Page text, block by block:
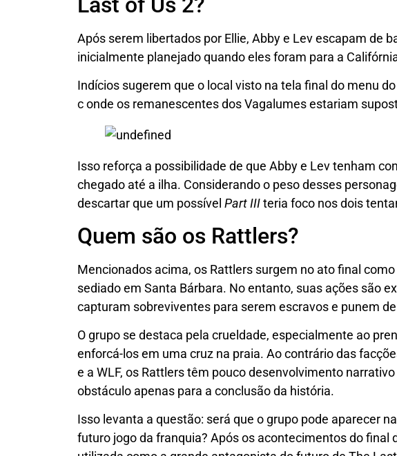
Após serem libertados por Ellie, Abby e Lev escapam de
inicialmente planejado quando eles foram para a
Indícios sugerem que o local visto na tela final do menu
c onde os remanescentes dos Vagalumes estariam
Isso reforça a possibilidade de que Abby e Lev tenham
chegado até a ilha. Considerando o peso desses
descartar que um possível Part IIIteria foco nos dois
Quem são os Rattlers?
Mencionados acima, os Rattlers surgem no ato final
sediado em Santa Bárbara. No entanto, suas ações são
capturam sobreviventes para serem escravos e punem
O grupo se destaca pela crueldade, especialmente ao
enforcá-los em uma cruz na praia. Ao contrário das
e a WLF, os Rattlers têm pouco desenvolvimento
obstáculo apenas para a conclusão da história.
Isso levanta a questão: será que o grupo pode aparecer
futuro jogo da franquia? Após os acontecimentos do final